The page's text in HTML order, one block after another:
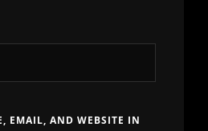
EMAIL, AND WEBSITE IN